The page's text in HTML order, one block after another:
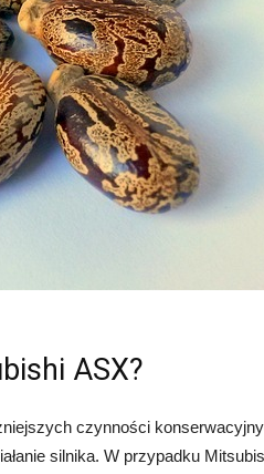
ASX?
czynności
silnika. W przypadku